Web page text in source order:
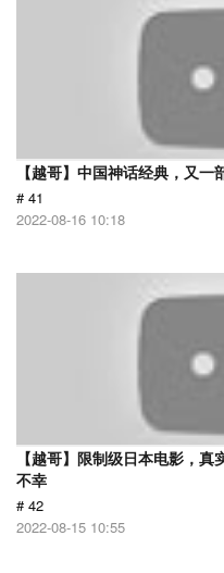
【越哥】中国神话经典，又
# 41
2022-08-16 10:18
【越哥】限制级日本电影，
不幸
# 42
2022-08-15 10:55